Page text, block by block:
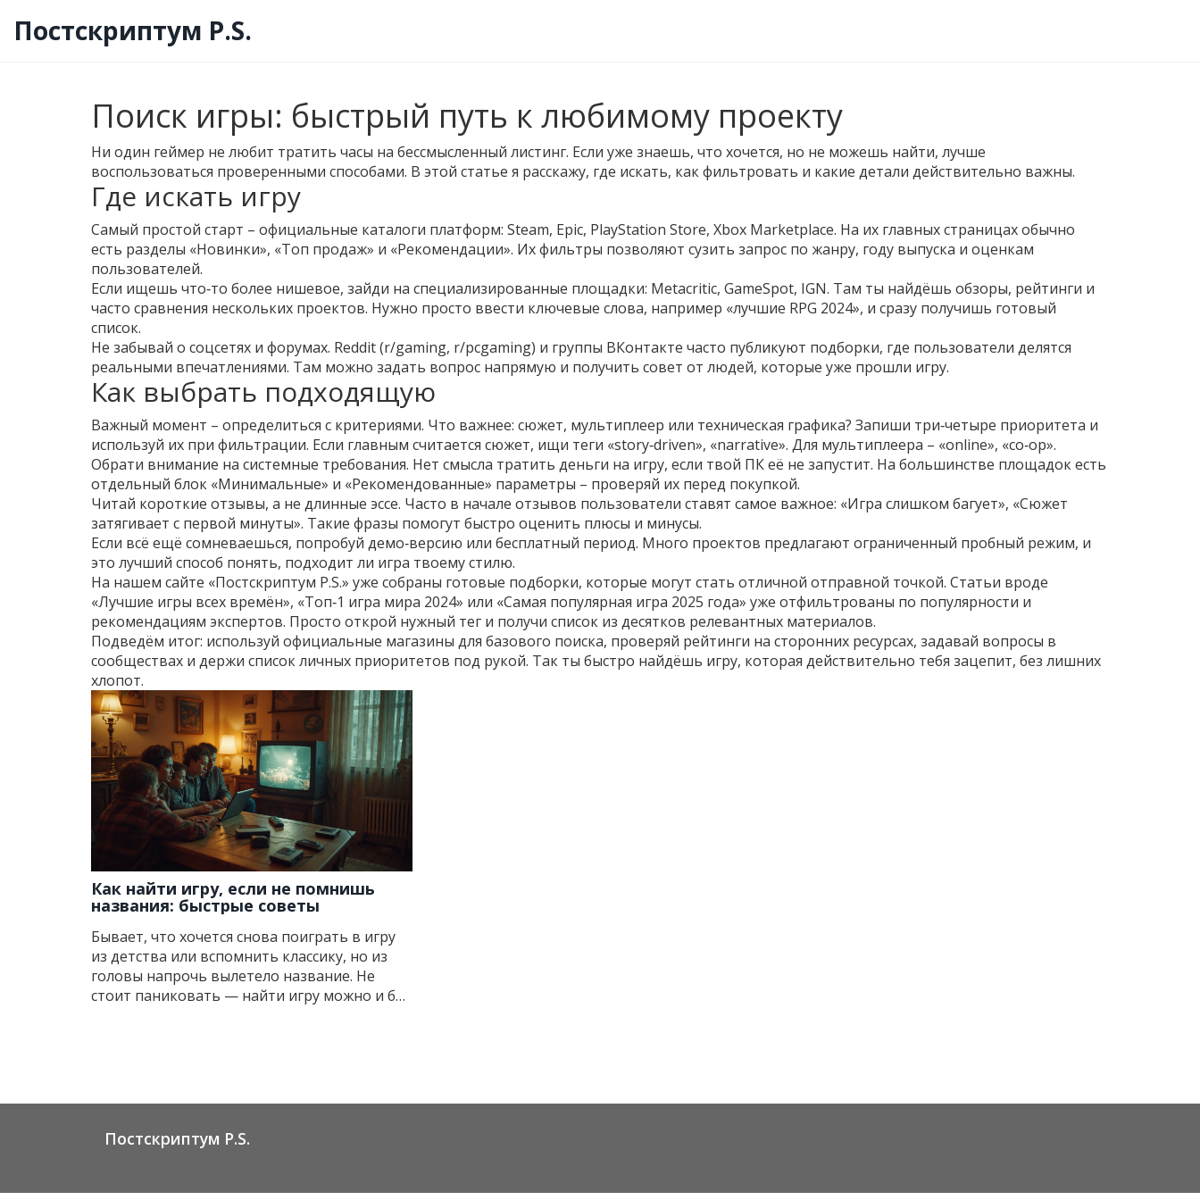
Постскриптум P.S.
Поиск игры: быстрый путь к любимому проекту
Ни один геймер не любит тратить часы на бессмысленный листинг. Если уже знаешь, что хочется, но не можешь найти, лучше
воспользоваться проверенными способами. В этой статье я расскажу, где искать, как фильтровать и какие детали действительно важны.
Где искать игру
Самый простой старт – официальные каталоги платформ: Steam, Epic, PlayStation Store, Xbox Marketplace. На их главных страницах обычно
есть разделы «Новинки», «Топ продаж» и «Рекомендации». Их фильтры позволяют сузить запрос по жанру, году выпуска и оценкам
пользователей.
Если ищешь что‑то более нишевое, зайди на специализированные площадки: Metacritic, GameSpot, IGN. Там ты найдёшь обзоры, рейтинги и
часто сравнения нескольких проектов. Нужно просто ввести ключевые слова, например «лучшие RPG 2024», и сразу получишь готовый
список.
Не забывай о соцсетях и форумах. Reddit (r/gaming, r/pcgaming) и группы ВКонтакте часто публикуют подборки, где пользователи делятся
реальными впечатлениями. Там можно задать вопрос напрямую и получить совет от людей, которые уже прошли игру.
Как выбрать подходящую
Важный момент – определиться с критериями. Что важнее: сюжет, мультиплеер или техническая графика? Запиши три‑четыре приоритета и
используй их при фильтрации. Если главным считается сюжет, ищи теги «story‑driven», «narrative». Для мультиплеера – «online», «co‑op».
Обрати внимание на системные требования. Нет смысла тратить деньги на игру, если твой ПК её не запустит. На большинстве площадок есть
отдельный блок «Минимальные» и «Рекомендованные» параметры – проверяй их перед покупкой.
Читай короткие отзывы, а не длинные эссе. Часто в начале отзывов пользователи ставят самое важное: «Игра слишком багует», «Сюжет
затягивает с первой минуты». Такие фразы помогут быстро оценить плюсы и минусы.
Если всё ещё сомневаешься, попробуй демо‑версию или бесплатный период. Много проектов предлагают ограниченный пробный режим, и
это лучший способ понять, подходит ли игра твоему стилю.
На нашем сайте «Постскриптум P.S.» уже собраны готовые подборки, которые могут стать отличной отправной точкой. Статьи вроде
«Лучшие игры всех времён», «Топ‑1 игра мира 2024» или «Самая популярная игра 2025 года» уже отфильтрованы по популярности и
рекомендациям экспертов. Просто открой нужный тег и получи список из десятков релевантных материалов.
Подведём итог: используй официальные магазины для базового поиска, проверяй рейтинги на сторонних ресурсах, задавай вопросы в
сообществах и держи список личных приоритетов под рукой. Так ты быстро найдёшь игру, которая действительно тебя зацепит, без лишних
хлопот.
Как найти игру, если не помнишь
названия: быстрые советы
Бывает, что хочется снова поиграть в игру
из детства или вспомнить классику, но из
головы напрочь вылетело название. Не
стоит паниковать — найти игру можно и без
докопаться до истины. Всё максимально
понятно и прикладно — пригодится даже
Постскриптум P.S.